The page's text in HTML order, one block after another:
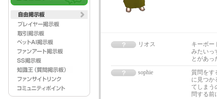
リオス
キーボー
みたいっ
とがあ
sophie
質問をす
に見つか
てしまう
問する前